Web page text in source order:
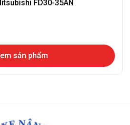
FD30-35AN
sản phẩm